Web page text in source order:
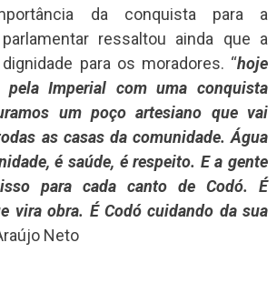
da conquista para a
ressaltou ainda que a
para os moradores. “hoje
Imperial com uma conquista
um poço artesiano que vai
as casas da comunidade. Água
é saúde, é respeito. E a gente
para cada canto de Codó. É
vira obra. É Codó cuidando da sua
Neto